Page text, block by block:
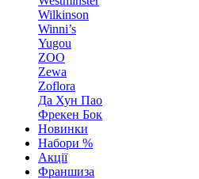
Wilkinson
Winni’s
Yugou
ZOO
Zewa
Zoflora
Да Хун Пао
Фрекен Бок
Новинки
Набори %
Акції
Франшиза